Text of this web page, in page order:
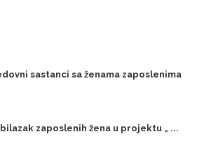
sastanci sa ženama zaposlenima
zaposlenih žena u projektu „ ...